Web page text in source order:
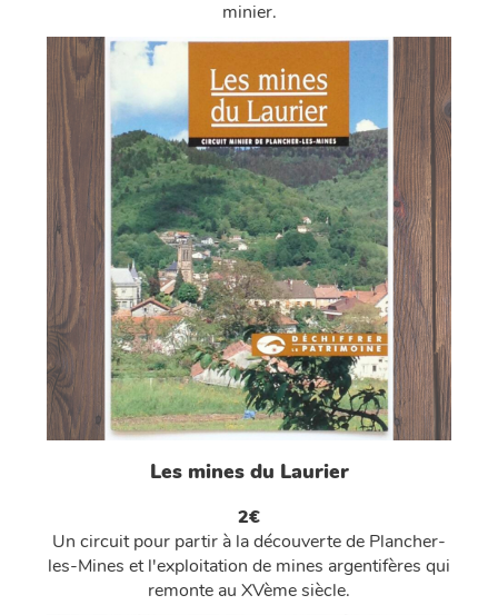
minier.
Les mines du Laurier
2€
Un circuit pour partir à la découverte de Plancher-
les-Mines et l'exploitation de mines argentifères qui
remonte au XVème siècle.